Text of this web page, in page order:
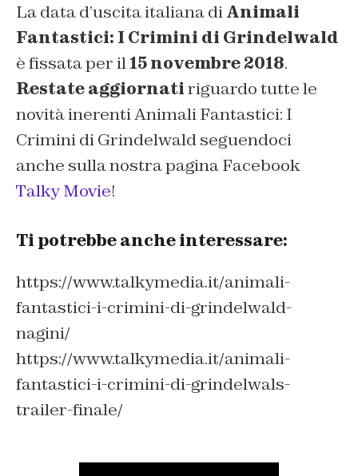
La data d’uscita italiana diAnimali
Fantastici: I Crimini di Grindelwald
è fissata per il15 novembre 2018.
Restate aggiornatiriguardo tutte le
novità inerenti Animali Fantastici: I
Crimini di Grindelwald seguendoci
anche sulla nostra pagina Facebook
Talky Movie!
Ti potrebbe anche interessare:
https://www.talkymedia.it/animali-
fantastici-i-crimini-di-grindelwald-
nagini/
https://www.talkymedia.it/animali-
fantastici-i-crimini-di-grindelwals-
trailer-finale/